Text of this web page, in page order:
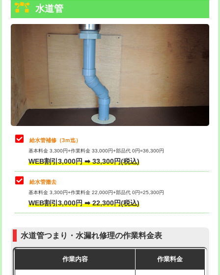
給水管工事※（ライニング鋼管・銅
管・ポリ管・HT管使用/3ｍまで)
給水管工事※（ライニング鋼管・銅
管・ポリ管・HT管使用/3ｍ超え)
排水管工事（土の掘削・埋め戻し作
11,000円~
排水管工事（排水管工事/3ｍまで） 55,000円
排水管工事（追加 排水管工事/3ｍ超
マス交換（土の掘削・埋め戻し作業）
マス交換（深さ50㎝未満）
マス交換（深さ50㎝以上）
コンクリート斫り（厚さ10㎝まで）
モルタル補修（厚さ10㎝超え） 38,500円
トーラー機使用/3mまで
追加トーラー機使用/3m超え
33,000円
8,800円
止水・漏水調査・防水処理・清掃・修
理・調整・分解・加工など（軽作業）
11,000円
止水・漏水調査・防水処理・清掃・修
理・調整・分解・加工など（中作業）
止水・漏水調査・防水処理・清掃・修
理・調整・分解・加工など（重作業）
33,000円
その他部品の脱着
交換・取付（タンク）
式）)
式・ワンホール）)
水道管
給水管補修（3ｍ迄）
基本料金 3,300円+作業料金 33,000円+部品代 0円=36,300円
WEB割引3,000円 ➡ 33,300円(税込)
給水管撤去
基本料金 3,300円+作業料金 22,000円+部品代 0円=25,300円
WEB割引3,000円 ➡ 22,300円(税込)
水道管つまり・水漏れ修理の作業料金表
作業内容 作業料金